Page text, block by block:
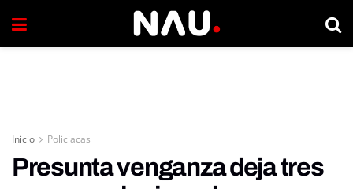
Inicio Policiacas
Presunta venganza deja tres